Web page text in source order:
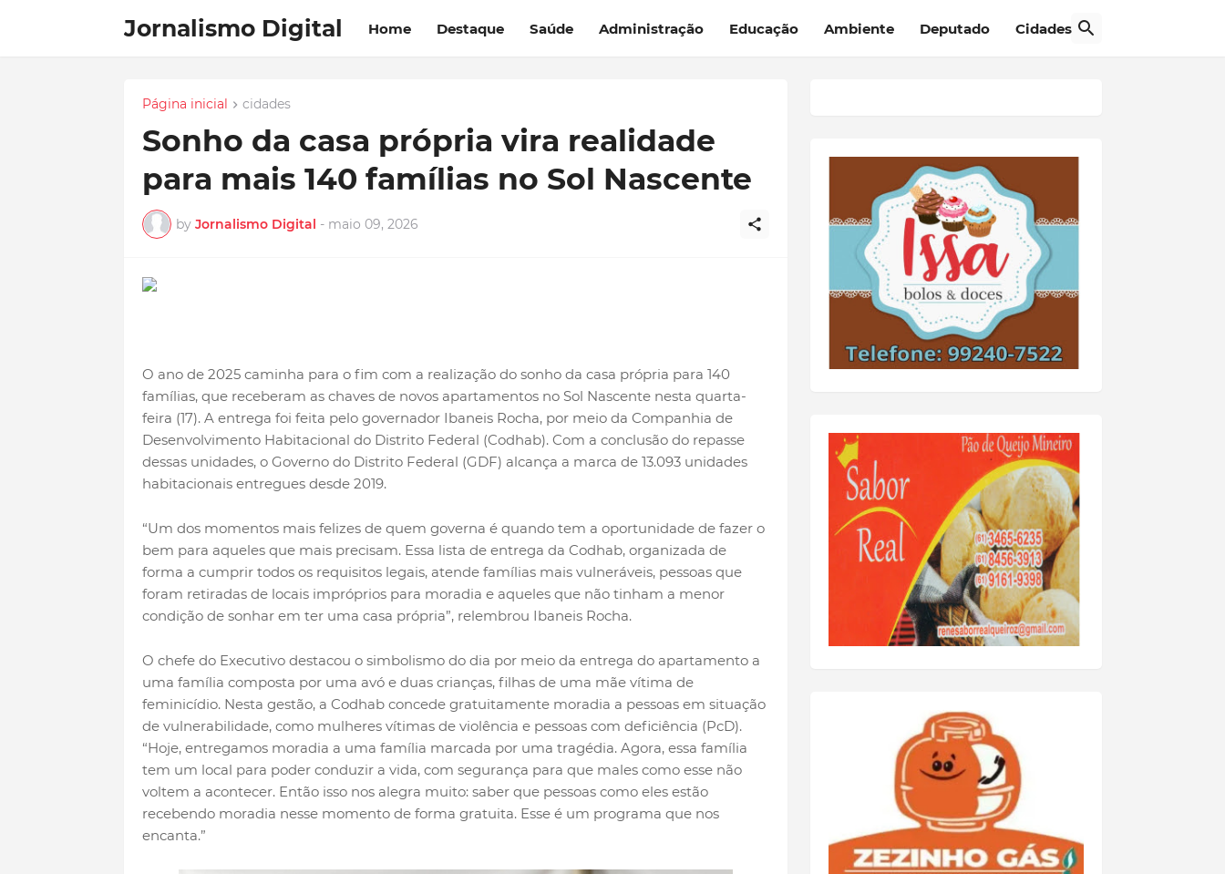
Jornalismo Digital Home Destaque Saúde Administração Educação Ambiente Deputado Cidades
Página inicial cidades
Sonho da casa própria vira realidade
para mais 140 famílias no Sol Nascente
by Jornalismo Digital - maio 09, 2026
O ano de 2025 caminha para o fim com a realização do sonho da casa própria para 140
famílias, que receberam as chaves de novos apartamentos no Sol Nascente nesta quarta-
feira (17). A entrega foi feita pelo governador Ibaneis Rocha, por meio da Companhia de
Desenvolvimento Habitacional do Distrito Federal (Codhab). Com a conclusão do repasse
dessas unidades, o Governo do Distrito Federal (GDF) alcança a marca de 13.093 unidades
habitacionais entregues desde 2019.
“Um dos momentos mais felizes de quem governa é quando tem a oportunidade de fazer o
bem para aqueles que mais precisam. Essa lista de entrega da Codhab, organizada de
forma a cumprir todos os requisitos legais, atende famílias mais vulneráveis, pessoas que
foram retiradas de locais impróprios para moradia e aqueles que não tinham a menor
condição de sonhar em ter uma casa própria”, relembrou Ibaneis Rocha.
O chefe do Executivo destacou o simbolismo do dia por meio da entrega do apartamento a
uma família composta por uma avó e duas crianças, filhas de uma mãe vítima de
feminicídio. Nesta gestão, a Codhab concede gratuitamente moradia a pessoas em situação
de vulnerabilidade, como mulheres vítimas de violência e pessoas com deficiência (PcD).
“Hoje, entregamos moradia a uma família marcada por uma tragédia. Agora, essa família
tem um local para poder conduzir a vida, com segurança para que males como esse não
voltem a acontecer. Então isso nos alegra muito: saber que pessoas como eles estão
recebendo moradia nesse momento de forma gratuita. Esse é um programa que nos
encanta.”